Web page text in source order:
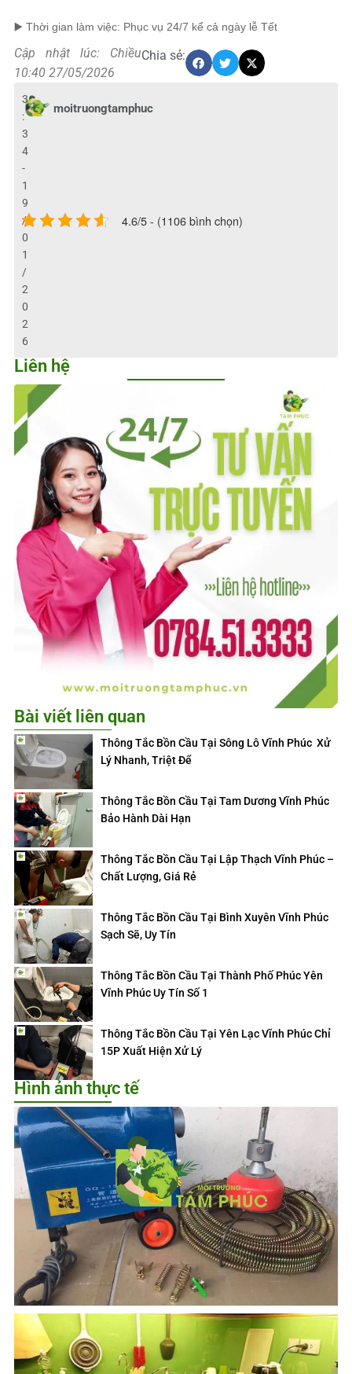
▶️ Thời gian làm việc: Phục vụ 24/7 kể cả ngày lễ Tết
Cập nhật lúc: Chiều
10:40 27/05/2026
Chia sẻ:
moitruongtamphuc
3
:
3
4
-
1
9
/
0
1
/
2
0
2
6
4.6/5 - (1106 bình chọn)
Liên hệ
Bài viết liên quan
Thông Tắc Bồn Cầu Tại Sông Lô Vĩnh Phúc Xử
Lý Nhanh, Triệt Để
Thông Tắc Bồn Cầu Tại Tam Dương Vĩnh Phúc
Bảo Hành Dài Hạn
Thông Tắc Bồn Cầu Tại Lập Thạch Vĩnh Phúc –
Chất Lượng, Giá Rẻ
Thông Tắc Bồn Cầu Tại Bình Xuyên Vĩnh Phúc
Sạch Sẽ, Uy Tín
Thông Tắc Bồn Cầu Tại Thành Phố Phúc Yên
Vĩnh Phúc Uy Tín Số 1
Thông Tắc Bồn Cầu Tại Yên Lạc Vĩnh Phúc Chỉ
15P Xuất Hiện Xử Lý
Hình ảnh thực tế